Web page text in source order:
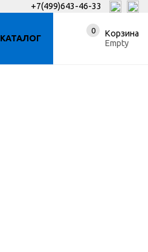
+7(499)643-46-33
КАТАЛОГ
0
Корзина
Empty